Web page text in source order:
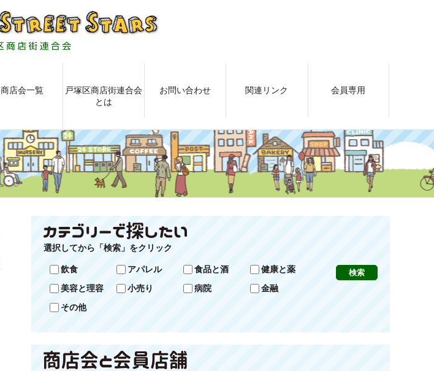
商店会一覧
戸塚区商店街連合会
とは
お問い合わせ 関連リンク 会員専用
選択してから「検索」をクリック
飲食 アパレル 食品と酒
健康と薬
美容と理容
小売り 病院
金融
その他